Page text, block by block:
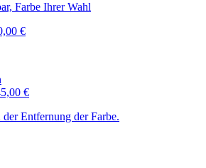
Farbe Ihrer Wahl
€
€
Entfernung der Farbe.